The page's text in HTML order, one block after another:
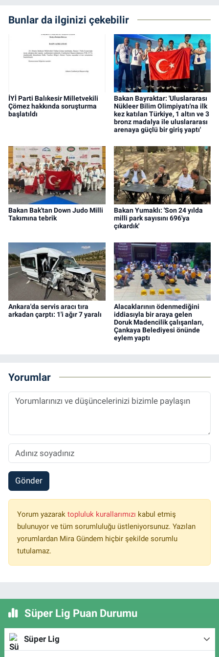
Bunlar da ilginizi çekebilir
İYİ Parti Balıkesir Milletvekili
Çömez hakkında soruşturma
başlatıldı
Bakan Bayraktar: 'Uluslararası
Nükleer Bilim Olimpiyatı'na ilk
kez katılan Türkiye, 1 altın ve 3
bronz madalya ile uluslararası
arenaya güçlü bir giriş yaptı'
Bakan Bak'tan Down Judo Milli
Takımına tebrik
Bakan Yumaklı: 'Son 24 yılda
milli park sayısını 696'ya
çıkardık'
Ankara'da servis aracı tıra
arkadan çarptı: 1'i ağır 7 yaralı
Alacaklarının ödenmediğini
iddiasıyla bir araya gelen
Doruk Madencilik çalışanları,
Çankaya Belediyesi önünde
eylem yaptı
Yorumlar
Gönder
Yorum yazarak topluluk kurallarımızı kabul etmiş
bulunuyor ve tüm sorumluluğu üstleniyorsunuz. Yazılan
yorumlardan Mira Gündem hiçbir şekilde sorumlu
tutulamaz.
Süper Lig Puan Durumu
Süper Lig